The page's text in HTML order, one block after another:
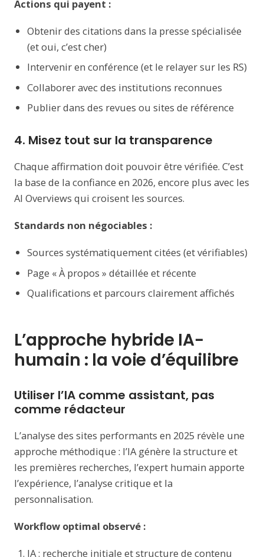
Actions qui payent :
Obtenir des citations dans la presse spécialisée
(et oui, c’est cher)
Intervenir en conférence (et le relayer sur les RS)
Collaborer avec des institutions reconnues
Publier dans des revues ou sites de référence
4. Misez tout sur la transparence
Chaque affirmation doit pouvoir être vérifiée. C’est
la base de la confiance en 2026, encore plus avec les
AI Overviews qui croisent les sources.
Standards non négociables :
Sources systématiquement citées (et vérifiables)
Page « À propos » détaillée et récente
Qualifications et parcours clairement affichés
L’approche hybride IA-
humain : la voie d’équilibre
Utiliser l’IA comme assistant, pas
comme rédacteur
L’analyse des sites performants en 2025 révèle une
approche méthodique : l’IA génère la structure et
les premières recherches, l’expert humain apporte
l’expérience, l’analyse critique et la
personnalisation.
Workflow optimal observé :
IA : recherche initiale et structure de contenu